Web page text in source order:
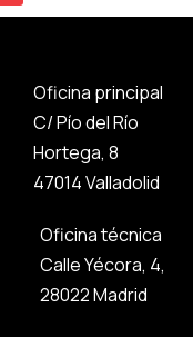
Oficina principal
C/ Pío del Río
Hortega, 8
47014 Valladolid
Oficina técnica
Calle Yécora, 4,
28022 Madrid